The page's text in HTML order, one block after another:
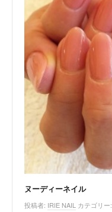
ヌーディーネイル
投稿者: IRIE NAIL カテゴリー: